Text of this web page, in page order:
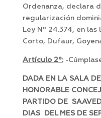
Ordenanza, declara
regularización
Ley Nº 24.374, en
Corto, Dufaur,
Artículo 2º:-
DADA EN LA SALA
HONORABLE
PARTIDO DE
DIAS DEL MES DE